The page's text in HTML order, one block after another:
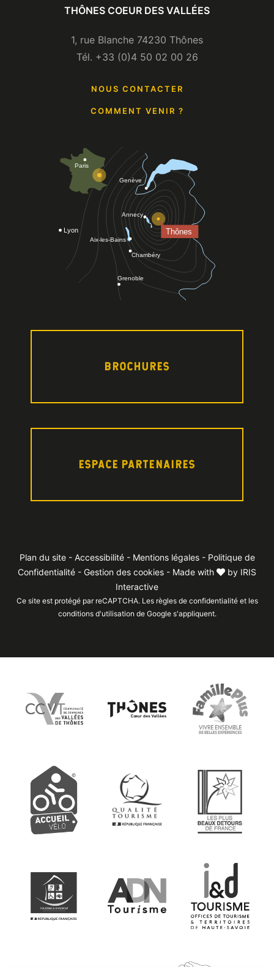
THÔNES COEUR DES VALLÉES
1, rue Blanche 74230 Thônes
Tél. +33 (0)4 50 02 00 26
NOUS CONTACTER
COMMENT VENIR ?
BROCHURES
ESPACE PARTENAIRES
Plan du site- Accessibilité- Mentions légales- Politique de
Confidentialité - Gestion des cookies - Made with by IRIS
Interactive
Ce site est protégé par reCAPTCHA. Les règles de confidentialitéet les
conditions d'utilisation de Google s'appliquent.